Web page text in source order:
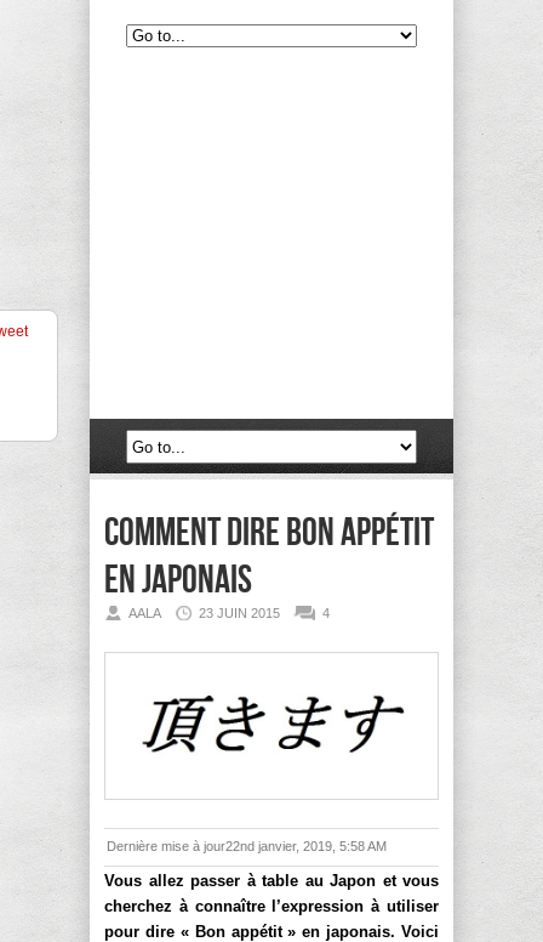
Comment dire bon appétit
en japonais
AALA 23 JUIN 2015 4
Dernière mise à jour22nd janvier, 2019, 5:58 AM
Vous allez passer à table au Japon et vous
cherchez à connaître l’expression à utiliser
pour dire « Bon appétit » en japonais. Voici